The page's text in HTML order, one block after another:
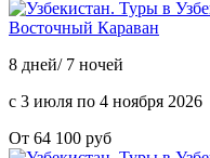
Восточный Караван
8 дней/ 7 ночей
с 3 июля по 4 ноября 2026
От 64 100 руб